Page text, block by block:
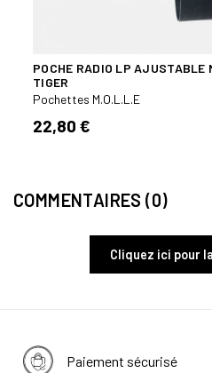
POCHE RADIO LP AJUSTABLE
TIGER
Pochettes M.O.L.L.E
22,80 €
COMMENTAIRES (0)
Cliquez ici pour
Paiement sécurisé